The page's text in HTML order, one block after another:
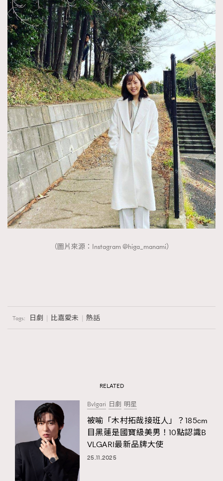
（圖片來源：Instagram @higa_manami）
Tags: 日劇 比嘉愛未 熱話
RELATED
Bvlgari 日劇 明星
被喻「木村拓哉接班人」？185cm
目黑蓮是國寶級美男！10點認識B
VLGARI最新品牌大使
25.11.2025